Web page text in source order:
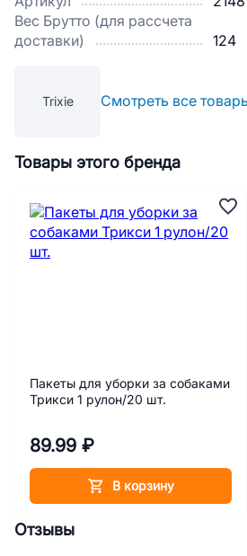
Вес Брутто (для рассчета
доставки)
124
Trixie Смотреть все
Товары этого бренда
Пакеты для уборки за собаками
Трикси 1 рулон/20 шт.
89.99 ₽
В корзину
Отзывы